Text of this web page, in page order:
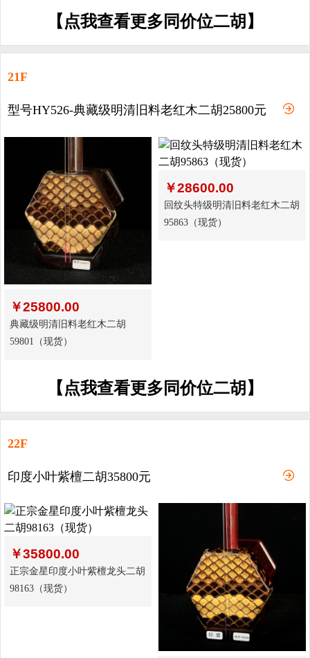
【点我查看更多同价位二胡】
21F
型号HY526-典藏级明清旧料老红木二胡25800元
￥25800.00
典藏级明清旧料老红木二胡
59801（现货）
￥28600.00
回纹头特级明清旧料老红木二胡
95863（现货）
【点我查看更多同价位二胡】
22F
印度小叶紫檀二胡35800元
￥35800.00
正宗金星印度小叶紫檀龙头二胡
98163（现货）